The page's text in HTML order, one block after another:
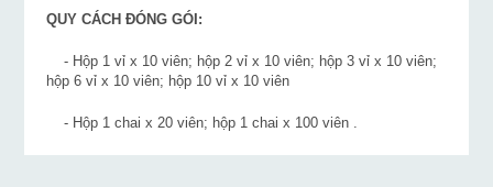
QUY CÁCH ĐÓNG GÓI:
- Hộp 1 vỉ x 10 viên; hộp 2 vỉ x 10 viên; hộp 3 vỉ x 10 viên;
hộp 6 vỉ x 10 viên; hộp 10 vỉ x 10 viên
- Hộp 1 chai x 20 viên; hộp 1 chai x 100 viên .